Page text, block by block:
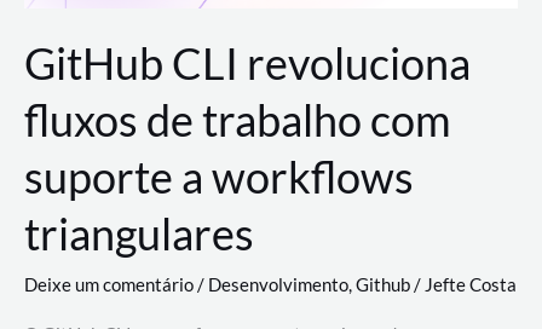
GitHub CLI revoluciona
fluxos de trabalho com
suporte a workflows
triangulares
Deixe um comentário/ Desenvolvimento,Github/ Jefte Costa